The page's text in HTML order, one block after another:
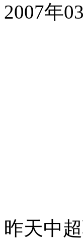
2007年
昨天中